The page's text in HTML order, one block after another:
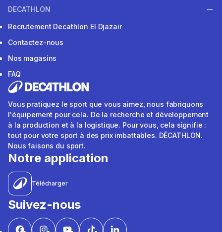
DECATHLON
Recrutement Decathlon El Djazair
Contactez-nous
Nos magasins
FAQ
Vous pratiquez le sport que vous aimez, nous fabriquons
l'équipement pour cela. De la recherche et développement
à la production et à la logistique. Pour vous, cela signifie :
tout pour votre sport à des prix imbattables. DÉCATHLON.
Nous faisons du sport.
Notre application
Télécharger
Suivez-nous